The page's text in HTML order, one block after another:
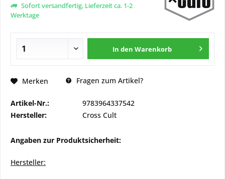
Sofort versandfertig, Lieferzeit ca. 1-2
Werktage
In den Warenkorb
Merken Fragen zum Artikel?
Artikel-Nr.:
9783964337542
Hersteller:
Cross Cult
Angaben zur Produktsicherheit:
Hersteller: